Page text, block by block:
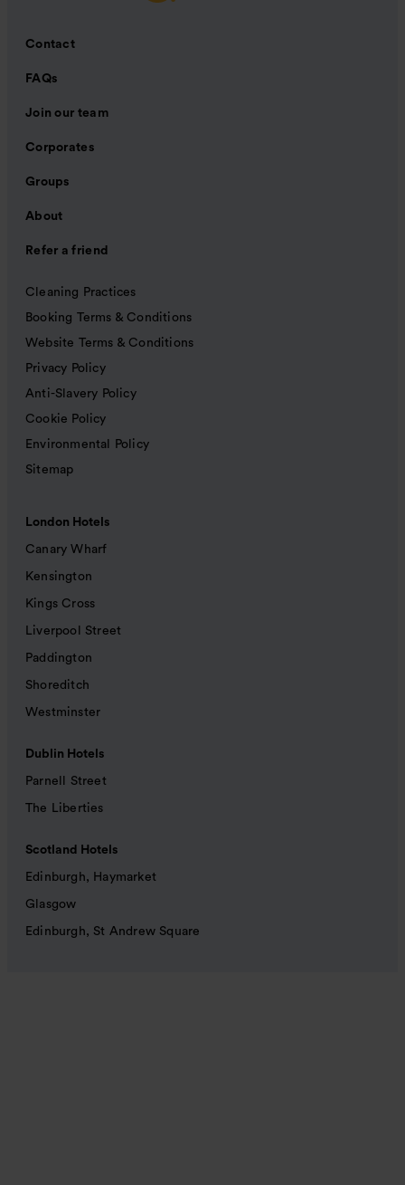
Contact
FAQs
Join our team
Corporates
Groups
About
Refer a friend
Cleaning Practices
Booking Terms & Conditions
Website Terms & Conditions
Privacy Policy
Anti-Slavery Policy
Cookie Policy
Environmental Policy
Sitemap
London Hotels
Canary Wharf
Kensington
Kings Cross
Liverpool Street
Paddington
Shoreditch
Westminster
Dublin Hotels
Parnell Street
The Liberties
Scotland Hotels
Edinburgh, Haymarket
Glasgow
Edinburgh, St Andrew Square